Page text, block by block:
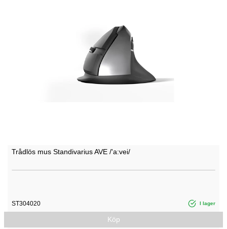
Trådlös mus Standivarius AVE /'a:vei/
ST304020 I lager
Köp